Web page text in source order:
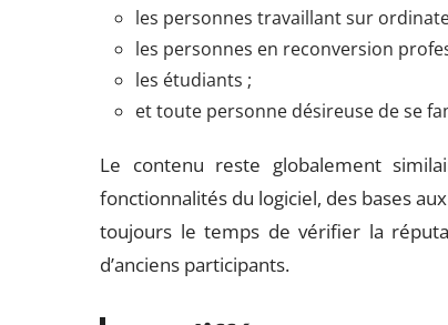
les personnes travaillant sur
les personnes en reconversion
les étudiants ;
et toute personne désireuse de se
Le contenu reste globalement
fonctionnalités du logiciel, des bases
toujours le temps de vérifier la
d’anciens participants.